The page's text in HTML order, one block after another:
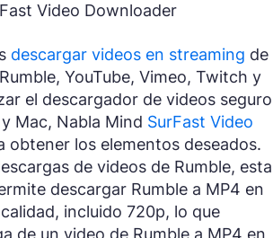
Video Downloader
descargar videos en streaming de
YouTube, Vimeo, Twitch y
el descargador de videos seguro
Mac, Nabla Mind SurFast Video
obtener los elementos deseados.
de videos de Rumble, esta
descargar Rumble a MP4 en
incluido 720p, lo que
de un video de Rumble a MP4 en